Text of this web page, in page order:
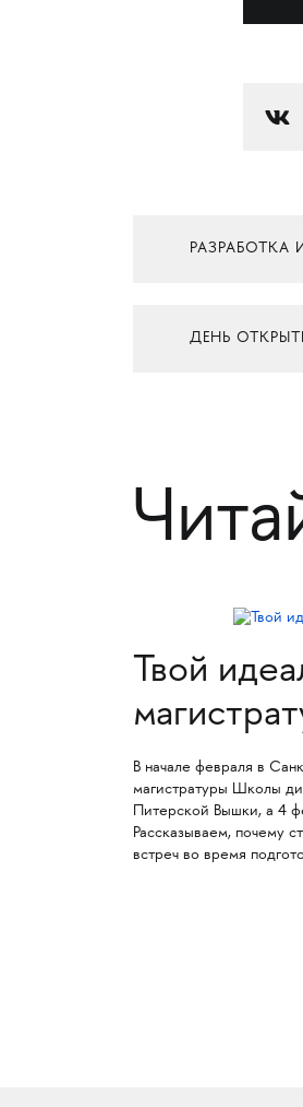
ДЕНЬ
Твой
В начале февраля в
магистратуры Школы
Питерской Вышки, а 4
Рассказываем, почему
встреч во время